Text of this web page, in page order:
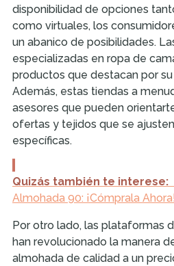
disponibilidad de opciones
como virtuales, los
un abanico de posibilidades.
especializadas en ropa de
productos que destacan por
Además, estas tiendas a
asesores que pueden
ofertas y tejidos que se
específicas.
Quizás también te interese:
Almohada 90: ¡Cómprala Ahora!
Por otro lado, las plataformas
han revolucionado la manera
almohada de calidad a un